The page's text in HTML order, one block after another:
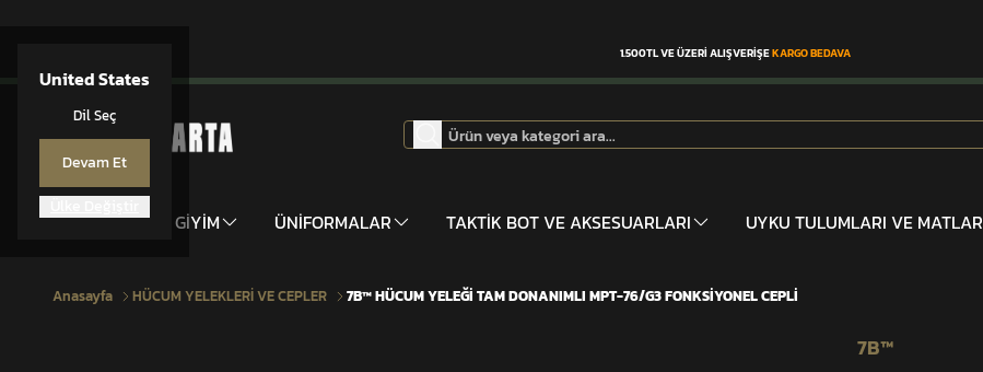
United States
Dil Seç
Devam Et
1.500TL VE ÜZERİ ALIŞVERİŞEKARGO BEDAVA
DONANIM GİYİM ÜNİFORMALAR TAKTİK BOT VE AKSESUARLARI UYKU TULUMLARI VE MATLAR
Anasayfa HÜCUM YELEKLERİ VE CEPLER 7B™ HÜCUM YELEĞİ TAM DONANIMLI MPT-76/G3 FONKSİYONEL CEPLİ
7B™